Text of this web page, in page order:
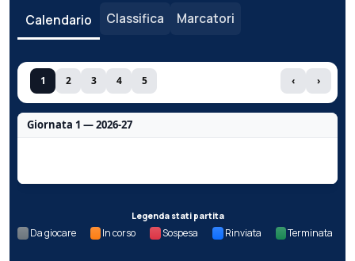
Calendario Classifica Marcatori
1 2 3 4 5 ‹ ›
Giornata 1 — 2026-27
Legenda stati partita
Da giocare In corso Sospesa Rinviata Terminata